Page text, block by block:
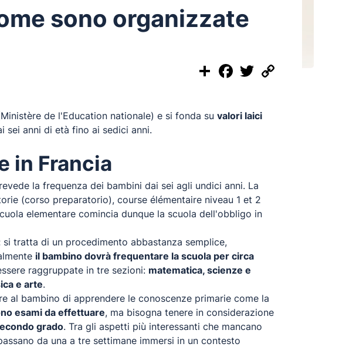
sono organizzate
Share Facebook
Twitter
de l'Education nationale) e si fonda su valori laici
anni di età fino ai sedici anni.
in Francia
la frequenza dei bambini dai sei agli undici anni. La
(corso preparatorio), course élémentaire niveau 1 et 2
elementare comincia dunque la scuola dell'obbligo in
tratta di un procedimento abbastanza semplice,
il bambino dovrà frequentare la scuola per circa
raggruppate in tre sezioni: matematica, scienze e
e arte.
al bambino di apprendere le conoscenze primarie come la
esami da effettuare, ma bisogna tenere in considerazione
grado. Tra gli aspetti più interessanti che mancano
da una a tre settimane immersi in un contesto